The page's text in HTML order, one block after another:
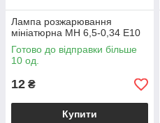
Лампа розжарювання
мініатюрна МН 6,5-0,34 Е10
Готово до відправки більше
10 од.
12 ₴
Купити